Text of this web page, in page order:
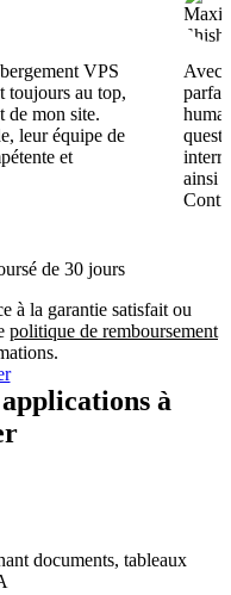
VPS
toujours au top,
de mon site.
leur équipe de
et
Avec
ainsi
de 30 jours
à la garantie satisfait ou
politique de remboursement
à
documents, tableaux